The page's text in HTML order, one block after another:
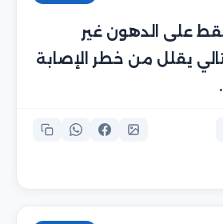
على الدهون غير
يقلل من خطر الإصابة